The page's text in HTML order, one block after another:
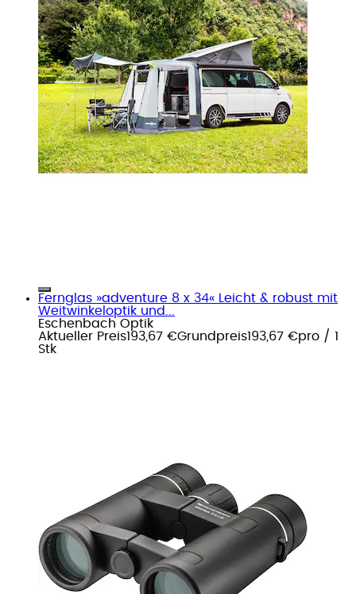
Fernglas »adventure 8 x 34« Leicht & robust mit
Weitwinkeloptik und...
Eschenbach Optik
Aktueller Preis193,67 €Grundpreis193,67 €pro / 1
Stk